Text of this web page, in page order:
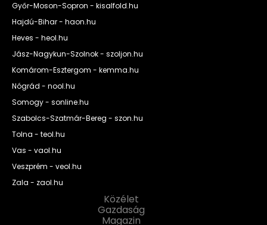
Győr-Moson-Sopron - kisalfold.hu
Hajdú-Bihar - haon.hu
Heves - heol.hu
Jász-Nagykun-Szolnok - szoljon.hu
Komárom-Esztergom - kemma.hu
Nógrád - nool.hu
Somogy - sonline.hu
Szabolcs-Szatmár-Bereg - szon.hu
Tolna - teol.hu
Vas - vaol.hu
Veszprém - veol.hu
Zala - zaol.hu
Közélet
Gazdaság
Magazin